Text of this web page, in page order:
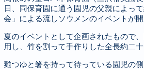
日、同保育園に通う園児の父親によっ
会」による流しソウメンのイベントが開
夏のイベントとして企画されたもので
用し、竹を割って手作りした全長約二十
麺つゆと箸を持って待っている園児の